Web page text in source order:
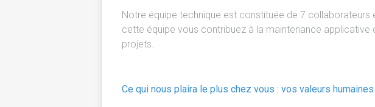
Notre équipe technique est constituée de 7
cette équipe vous contribuez à la maintenance applicative
projets.
Ce qui nous plaira le plus chez vous : vos valeurs